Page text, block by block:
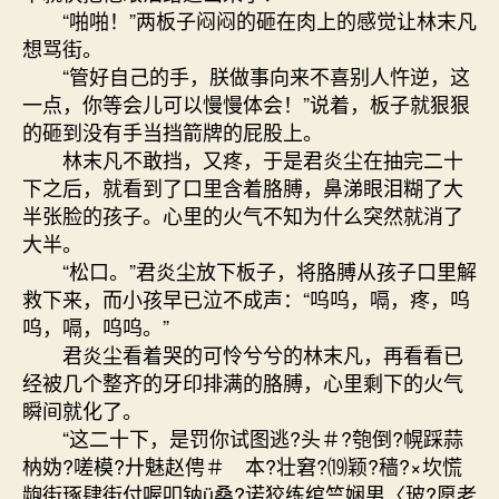
“啪啪！”两板子闷闷的砸在肉上的感觉让林末凡
想骂街。
“管好自己的手，朕做事向来不喜别人忤逆，这
一点，你等会儿可以慢慢体会！”说着，板子就狠狠
的砸到没有手当挡箭牌的屁股上。
林末凡不敢挡，又疼，于是君炎尘在抽完二十
下之后，就看到了口里含着胳膊，鼻涕眼泪糊了大
半张脸的孩子。心里的火气不知为什么突然就消了
大半。
“松口。”君炎尘放下板子，将胳膊从孩子口里解
救下来，而小孩早已泣不成声：“呜呜，嗝，疼，呜
呜，嗝，呜呜。”
君炎尘看着哭的可怜兮兮的林末凡，再看看已
经被几个整齐的牙印排满的胳膊，心里剩下的火气
瞬间就化了。
“这二十下，是罚你试图逃?头＃?匏倒?幌踩蒜
枘妫?嗟模?廾魅赵俜＃ 本?壮窘?⒆颖?穑?×坎慌
龅街琢肆街付喔叩钠ü桑?诺狡练绾竺娴男〈玻?愿老